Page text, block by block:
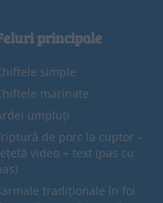
principale
simple
marinate
umpluți
de porc la cuptor –
video + text (pas cu
tradiționale în foi